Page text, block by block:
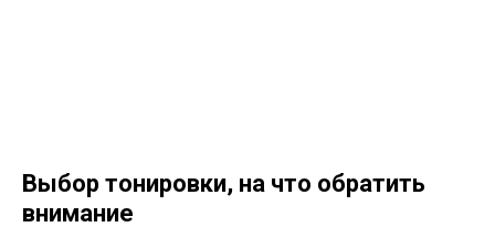
Выбор тонировки, на что обратить
внимание